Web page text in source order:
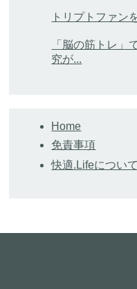
トリプトファン
「脳の筋トレ」
究が...
Home
免責事項
快適.Lifeについて